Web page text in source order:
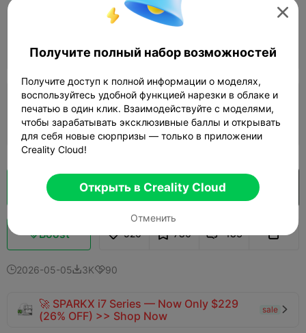
слой 0,2 мм, 2 стенки, 15% заполнение
Автор  1d 05h  6 plates  1136.23g
3.7
слой 0,2 мм, 2 стенки, 15% заполнение
 1d 09h  4 plates  1105.67g
Кусочек облака Открыть в Creality Cloud
Boost 526 786  183 
2026-05-053K90
🚀 SPARKX i7 Series — Now Only $229
(26% OFF) >> Shop Now
sale 

Получите полный набор возможностей
Получите доступ к полной информации о моделях,
воспользуйтесь удобной функцией нарезки в облаке и
печатью в один клик. Взаимодействуйте с моделями,
чтобы зарабатывать эксклюзивные баллы и открывать
для себя новые сюрпризы — только в приложении
Creality Cloud!
Открыть в Creality Cloud
Отменить